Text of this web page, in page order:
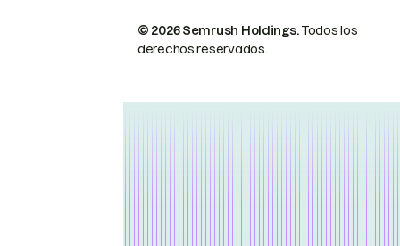
© 2026 Semrush Holdings.Todos los
derechos reservados.